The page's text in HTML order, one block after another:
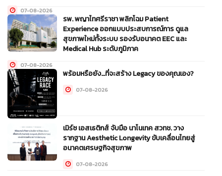
07-08-2026
รพ. พญาไทศรีราชา พลิกโฉม Patient
Experience ออกแบบประสบการณ์การ ดูแล
สุขภาพใหม่ทั้งระบบ รองรับอนาคต EEC และ
Medical Hub ระดับภูมิภาค
07-08-2026
พร้อมหรือยัง…ที่จะสร้าง Legacy ของคุณเอง?
07-08-2026
เมิร์ซ เอสเธติกส์ จับมือ นาโนเทค สวทช. วาง
รากฐาน Aesthetic Longevity ขับเคลื่อนไทยสู่
อนาคตเศรษฐกิจสุขภาพ
07-08-2026